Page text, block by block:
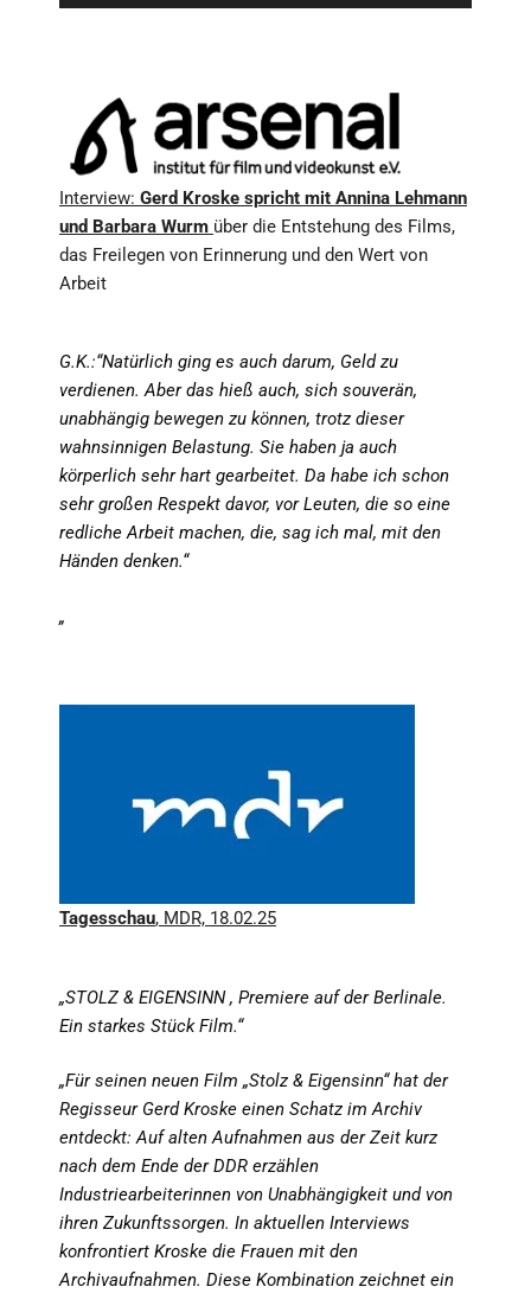
Interview: Gerd Kroske spricht mit Annina Lehmann
und Barbara Wurm über die Entstehung des Films,
das Freilegen von Erinnerung und den Wert von
Arbeit
G.K.:“Natürlich ging es auch darum, Geld zu
verdienen. Aber das hieß auch, sich souverän,
unabhängig bewegen zu können, trotz dieser
wahnsinnigen Belastung. Sie haben ja auch
körperlich sehr hart gearbeitet. Da habe ich schon
sehr großen Respekt davor, vor Leuten, die so eine
redliche Arbeit machen, die, sag ich mal, mit den
Händen denken.“
„
Tagesschau, MDR, 18.02.25
„STOLZ & EIGENSINN , Premiere auf der Berlinale.
Ein starkes Stück Film.“
„Für seinen neuen Film „Stolz & Eigensinn“ hat der
Regisseur Gerd Kroske einen Schatz im Archiv
entdeckt: Auf alten Aufnahmen aus der Zeit kurz
nach dem Ende der DDR erzählen
Industriearbeiterinnen von Unabhängigkeit und von
ihren Zukunftssorgen. In aktuellen Interviews
konfrontiert Kroske die Frauen mit den
Archivaufnahmen. Diese Kombination zeichnet ein